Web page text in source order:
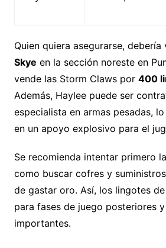
Quien quiera asegurarse, debería
Skye en la sección noreste en
vende las Storm Claws por 400
Además, Haylee puede ser
especialista en armas pesadas,
en un apoyo explosivo para el
Se recomienda intentar primero
como buscar cofres y
de gastar oro. Así, los lingotes
para fases de juego posteriores
importantes.